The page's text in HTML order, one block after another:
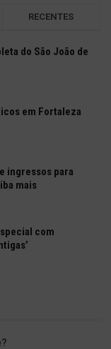
RECENTES
do São João de
em Fortaleza
ingressos para
mais
com